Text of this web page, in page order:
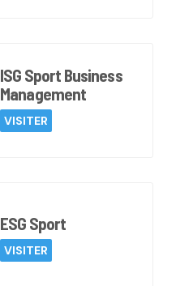
ISG Sport Business
Management
VISITER
ESG Sport
VISITER